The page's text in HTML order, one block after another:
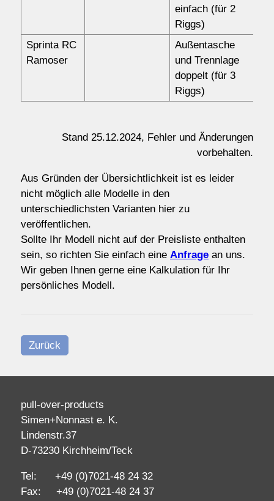
einfach (für 2
Riggs)
Sprinta RC
Ramoser
Außentasche
und Trennlage
doppelt (für 3
Riggs)
Stand 25.12.2024, Fehler und Änderungen
vorbehalten.
Aus Gründen der Übersichtlichkeit ist es leider
nicht möglich alle Modelle in den
unterschiedlichsten Varianten hier zu
veröffentlichen.
Sollte Ihr Modell nicht auf der Preisliste enthalten
sein, so richten Sie einfach eine Anfrage an uns.
Wir geben Ihnen gerne eine Kalkulation für Ihr
persönliches Modell.
Zurück
pull-over-products
Simen+Nonnast e. K.
Lindenstr.37
D-73230 Kirchheim/Teck
Tel: +49 (0)7021-48 24 32
Fax: +49 (0)7021-48 24 37